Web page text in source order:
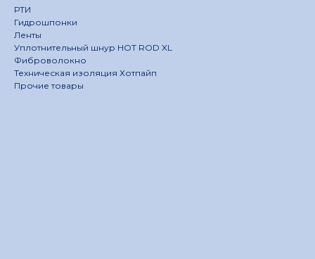
РТИ
Гидрошпонки
Ленты
Уплотнительный шнур HOT ROD XL
Фиброволокно
Техническая изоляция Хотпайп
Прочие товары